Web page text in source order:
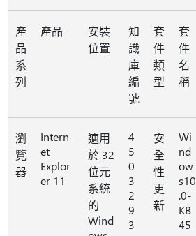
產
品
系
列
產品
安裝
位置
知
識
庫
編
號
套
件
類
型
套
件
名
稱
瀏
覽
器
Intern
et
Explor
er 11
適用
於 32
位元
系統
的
Wind
4
5
0
3
2
9
3
安
全
性
更
新
Wi
nd
ow
s10
.0-
KB
45